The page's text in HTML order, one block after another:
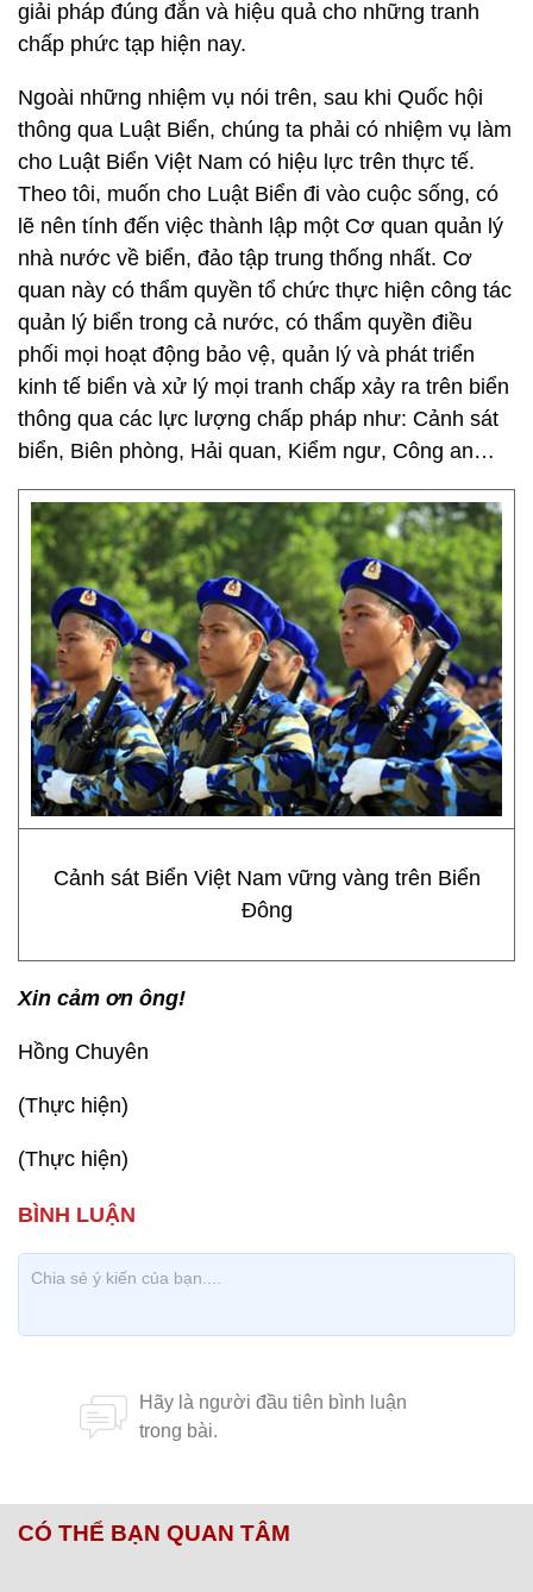
giải pháp đúng đắn và hiệu quả cho những tranh
chấp phức tạp hiện nay.
Ngoài những nhiệm vụ nói trên, sau khi Quốc hội
thông qua Luật Biển, chúng ta phải có nhiệm vụ làm
cho Luật Biển Việt Nam có hiệu lực trên thực tế.
Theo tôi, muốn cho Luật Biển đi vào cuộc sống, có
lẽ nên tính đến việc thành lập một Cơ quan quản lý
nhà nước về biển, đảo tập trung thống nhất. Cơ
quan này có thẩm quyền tổ chức thực hiện công tác
quản lý biển trong cả nước, có thẩm quyền điều
phối mọi hoạt động bảo vệ, quản lý và phát triển
kinh tế biển và xử lý mọi tranh chấp xảy ra trên biển
thông qua các lực lượng chấp pháp như: Cảnh sát
biển, Biên phòng, Hải quan, Kiểm ngư, Công an…
Cảnh sát Biển Việt Nam vững vàng trên Biển
Đông
Xin cảm ơn ông!
Hồng Chuyên
(Thực hiện)
(Thực hiện)
CÓ THỂ BẠN QUAN TÂM